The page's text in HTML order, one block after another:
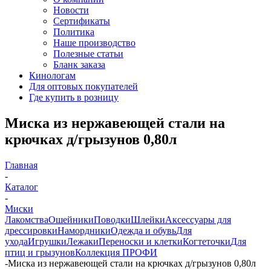
Новости
Сертификаты
Политика
Наше производство
Полезные статьи
Бланк заказа
Кинологам
Для оптовых покупателей
Где купить в розницу
Миска из нержавеющей стали на
крючках д/грызунов 0,80л
Главная
-
Каталог
-
Миски
ЛакомстваОшейникиПоводкиШлейкиАксессуары для
дрессировкиНамордникиОдежда и обувьДля
уходаИгрушкиЛежакиПереноски и клеткиКогтеточкиДля
птиц и грызуновКоллекция ПРОФИ
-Миска из нержавеющей стали на крючках д/грызунов 0,80л